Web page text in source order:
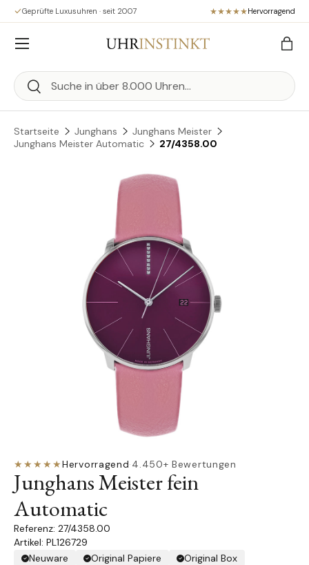
Direkt zum Inhalt
Geprüfte Luxusuhren · seit 2007 Hervorragend
Suchen
Suchen
Menü
Startseite Junghans
Junghans Meister
Junghans Meister Automatic
27/4358.00
Zu Produktinformationen springen
★★★★★Hervorragend·4.450+ Bewertungen
Junghans Meister fein
Automatic
27/4358.00
Artikel: PL126729
Neuware
Original Papiere
Original Box